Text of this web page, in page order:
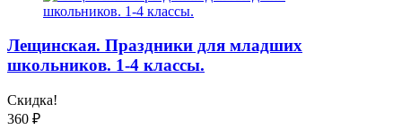
Лещинская. Праздники для младших
школьников. 1-4 классы.
Скидка!
360 ₽